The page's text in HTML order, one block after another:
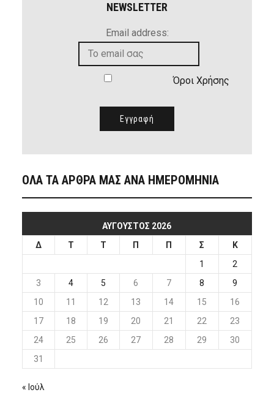
NEWSLETTER
Email address:
Όροι Χρήσης
ΟΛΑ ΤΑ ΑΡΘΡΑ ΜΑΣ ΑΝΑ ΗΜΕΡΟΜΗΝΙΑ
ΑΎΓΟΥΣΤΟΣ 2026
Δ
Τ Τ Π Π Σ
Κ
1
2
3
4 5 6 7 8
9
10
11 12 13 14 15
16
17
18 19 20 21 22
23
24
25 26 27 28 29
30
31
« Ιούλ